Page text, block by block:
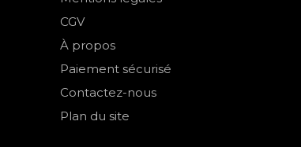
CGV
À propos
Paiement sécurisé
Contactez-nous
Plan du site